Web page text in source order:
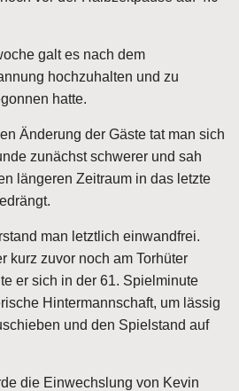
galt es nach dem
hochzuhalten und zu
hatte.
Änderung der Gäste tat man sich
zunächst schwerer und sah
längeren Zeitraum in das letzte
man letztlich einwandfrei.
kurz zuvor noch am Torhüter
er sich in der 61. Spielminute
Hintermannschaft, um lässig
und den Spielstand auf
die Einwechslung von Kevin